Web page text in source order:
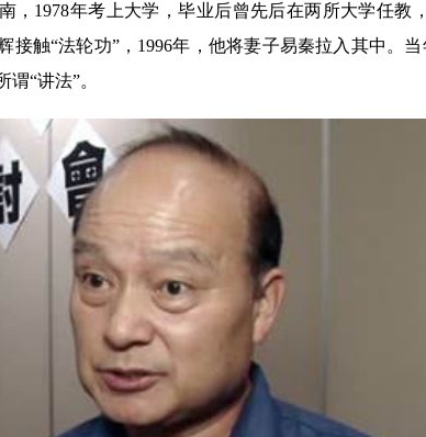
，1978年考上大学，毕业后曾先后在两所大学任教
接触“法轮功”，1996年，他将妻子易秦拉入其中。当
“讲法”。